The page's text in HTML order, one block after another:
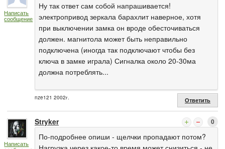
Написать
сообщение
Ну так ответ сам собой напрашивается!
электропривод зеркала барахлит наверное, хотя
при выключении замка он вроде обесточиваться
должен. магнитола может быть неправильно
подключена (иногда так подключают чтобы без
ключа в замке играла) Сигналка около 20-30ма
должна потреблять...
nze121 2002г. Ответить
Написать
Stryker 0
По-подробнее опиши - щелчки пропадают потом?